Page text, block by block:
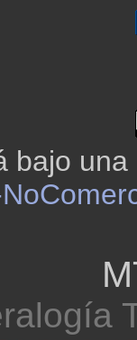
bajo una